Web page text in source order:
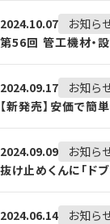
2024.10.07
お知ら
第56回 管工機材・
2024.09.17
お知ら
【新発売】安価で簡
2024.09.09
お知ら
抜け止めくんに「ド
2024.06.14
お知ら